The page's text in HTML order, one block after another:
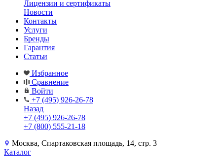
Лицензии и сертификаты
Новости
Контакты
Услуги
Бренды
Гарантия
Статьи
Избранное
Сравнение
Войти
+7 (495) 926-26-78
Назад
+7 (495) 926-26-78
+7 (800) 555-21-18
Москва, Спартаковская площадь, 14, стр. 3
Каталог